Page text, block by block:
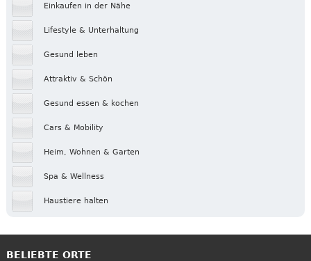
Einkaufen in der Nähe
Lifestyle & Unterhaltung
Gesund leben
Attraktiv & Schön
Gesund essen & kochen
Cars & Mobility
Heim, Wohnen & Garten
Spa & Wellness
Haustiere halten
BELIEBTE ORTE